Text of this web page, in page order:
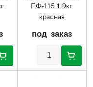
ПФ-115 1,9кг
красная
под заказ